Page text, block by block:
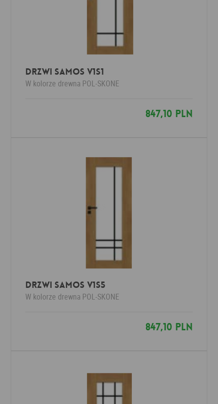
Drzwi SAMOS V1S1
W kolorze drewna POL-SKONE
847,10 PLN
Drzwi SAMOS V1S5
W kolorze drewna POL-SKONE
847,10 PLN